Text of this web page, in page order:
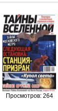
Просмотров: 264